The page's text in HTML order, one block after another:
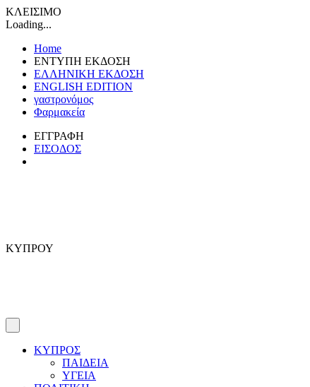
ΚΛΕΙΣΙΜΟ
Loading...
Home
ΕΝΤΥΠΗ ΕΚΔΟΣΗ
ΕΛΛΗΝΙΚΗ ΕΚΔΟΣΗ
ENGLISH EDITION
γαστρονόμος
Φαρμακεία
ΕΓΓΡΑΦΗ
ΕΙΣΟΔΟΣ
ΚΥΠΡΟΥ
ΚΥΠΡΟΣ
ΠΑΙΔΕΙΑ
ΥΓΕΙΑ